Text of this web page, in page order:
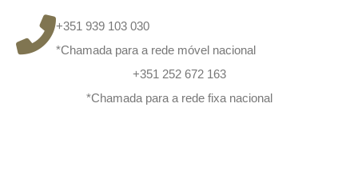
+351 939 103 030
*Chamada para a rede móvel nacional
+351 252 672 163
*Chamada para a rede fixa nacional